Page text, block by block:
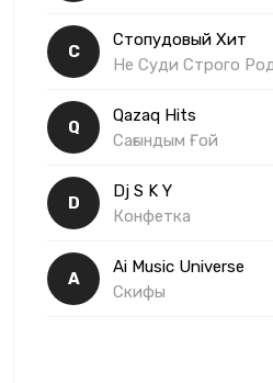
С
Стопудовый Хит
Не Суди Строго
Q
Qazaq Hits
Сағындым Ғой
D
Dj S K Y
Конфетка
A
Ai Music Universe
Скифы